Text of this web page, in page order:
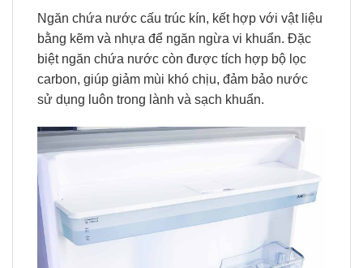
Ngăn chứa nước cấu trúc kín, kết hợp với vật liệu
bằng kẽm và nhựa để ngăn ngừa vi khuẩn. Đặc
biệt ngăn chứa nước còn được tích hợp bộ lọc
carbon, giúp giảm mùi khó chịu, đảm bảo nước
sử dụng luôn trong lành và sạch khuẩn.